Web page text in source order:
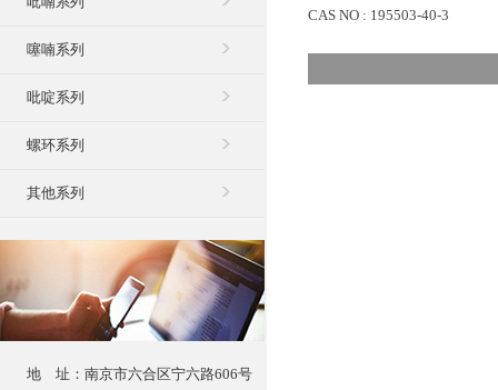
噻喃系列
吡啶系列
螺环系列
其他系列
地 址：南京市六合区宁六路606号
CAS NO : 195503-40-3